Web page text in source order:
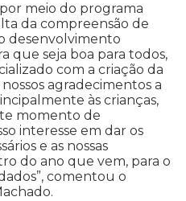
meio do programa
da compreensão de
desenvolvimento
que seja boa para todos,
com a criação da
agradecimentos a
às crianças,
momento de
interesse em dar os
e as nossas
do ano que vem, para o
comentou o